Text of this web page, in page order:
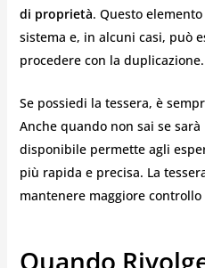
di proprietà. Questo
sistema e, in alcuni casi, può
procedere con la duplicazione.
Se possiedi la tessera, è
Anche quando non sai se
disponibile permette agli
più rapida e precisa. La
mantenere maggiore
Quando